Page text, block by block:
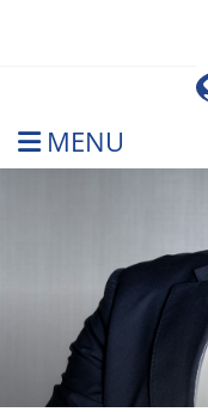
MENU